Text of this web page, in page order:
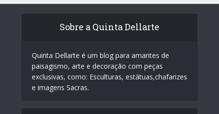
Sobre a Quinta Dellarte
Quinta Dellarte é um blog para amantes de
paisagismo, arte e decoração com peças
exclusivas, como: Esculturas, estátuas,chafarizes
e imagens Sacras.